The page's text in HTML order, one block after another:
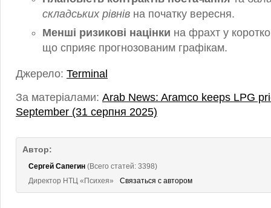
складських рівнів на початку вересня.
Менші ризикові націнки на фрахт у
що сприяє прогнозованим графікам.
Джерело: Terminal
За матеріалами: Arab News: Aramco keeps LPG
September (31 серпня 2025)
Автор:
Сергей Сапегин (Всего статей: 3398)
Директор НТЦ «Психея»
Связаться с автором